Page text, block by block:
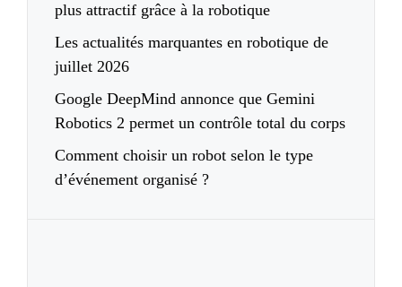
plus attractif grâce à la robotique
Les actualités marquantes en robotique de
juillet 2026
Google DeepMind annonce que Gemini
Robotics 2 permet un contrôle total du corps
Comment choisir un robot selon le type
d’événement organisé ?